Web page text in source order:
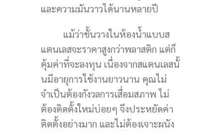
และความมันวาวได้นานหลายปี
แม้ว่าชั้นวางในห้องน้ำแบบส
แตนเลสจะราคาสูงกว่าพลาสติก แต่ก็
คุ้มค่าที่จะลงทุน เนื่องจากสแตนเลสนั้
นมีอายุการใช้งานยาวนาน คุณไม่
จำเป็นต้องกังวลการเสื่อมสภาพ ไม่
ต้องติดตั้งใหม่บ่อยๆ จึงประหยัดค่า
ติดตั้งอย่างมาก และไม่ต้องเจาะผนัง